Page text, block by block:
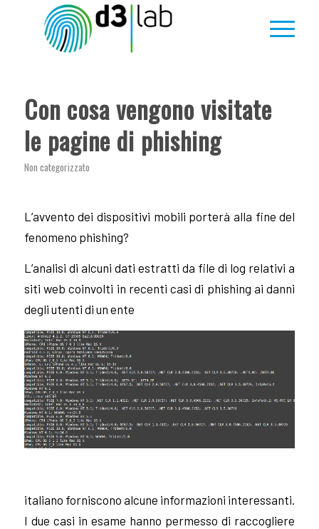
Con cosa vengono visitate
le pagine di phishing
Non categorizzato
L’avvento dei dispositivi mobili porterà alla fine del
fenomeno phishing?
L’analisi di alcuni dati estratti da file di log relativi a
siti web coinvolti in recenti casi di phishing ai danni
degli utenti di un ente
italiano forniscono alcune informazioni interessanti.
I due casi in esame hanno permesso di raccogliere